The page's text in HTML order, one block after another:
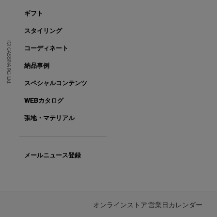
(C) CASSINA IXC. Ltd.
ギフト
スタイリング
コーディネート
納品事例
スペシャルコンテンツ
WEBカタログ
張地・マテリアル
メールニュース登録
オンラインストア 営業日カレンダー